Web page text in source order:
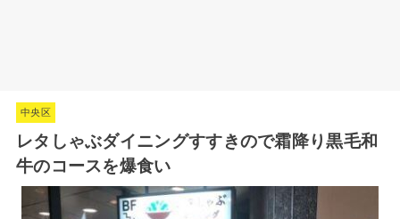
中央区
レタしゃぶダイニングすすきので霜降り黒毛和
牛のコースを爆食い